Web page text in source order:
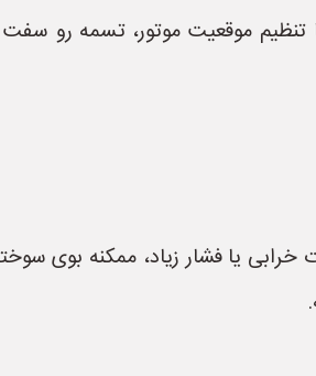
موقعیت موتور، تسمه رو سفت
یا فشار زیاد، ممکنه بوی